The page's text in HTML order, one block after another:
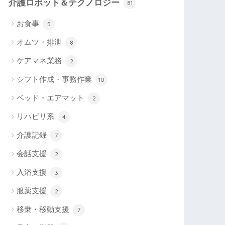
介護ロボット＆テクノロジー 81
お食事 5
オムツ・排泄 8
ケアマネ業務 2
シフト作成・事務作業 10
ベッド・エアマット 2
リハビリ系 4
介護記録 7
会話支援 2
入浴支援 3
服薬支援 2
移乗・移動支援 7